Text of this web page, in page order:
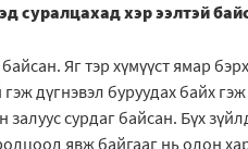
суралцахад хэр ээлтэй
Яг тэр хүмүүст ямар
дүгнэвэл буруудах байх
сурдаг байсан. Бүх
явж байгааг нь олон